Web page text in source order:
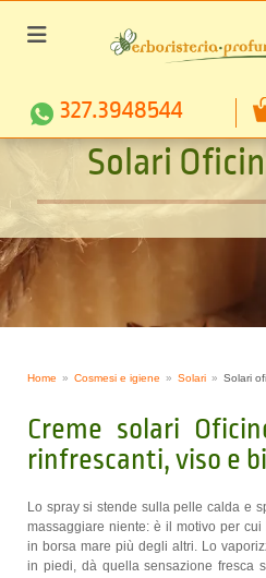
327.3948544
Solari Oficin
Home Cosmesi e igiene Solari Solari
Creme solari
rinfrescanti, viso e
Lo spray si stende sulla pelle calda e
massaggiare niente: è il motivo per
in borsa mare più degli altri. Lo
in piedi, dà quella sensazione fresca